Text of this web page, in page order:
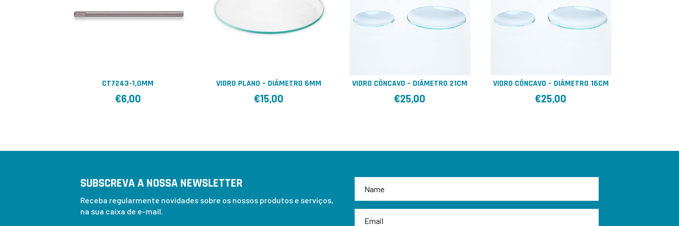
CT7243-1,0MM
€6,00
VIDRO PLANO – DIÂMETRO 6MM
€15,00
VIDRO CÔNCAVO – DIÂMETRO 21CM
€25,00
VIDRO CÔNCAVO – DIÂMETRO 16CM
€25,00
SUBSCREVA A NOSSA NEWSLETTER
Receba regularmente novidades sobre os nossos produtos e serviços,
na sua caixa de e-mail.